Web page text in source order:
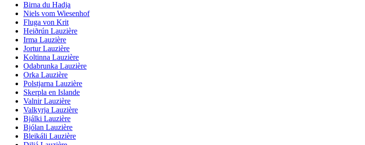
Birna du Hadja
Niels vom Wiesenhof
Fluga von Krit
Heiðrún Lauzière
Irma Lauzière
Jortur Lauzière
Koltinna Lauzière
Odabrunka Lauzière
Orka Lauzière
Polstjarna Lauzière
Skerpla en Islande
Valnir Lauzière
Valkyrja Lauzière
Bjálki Lauzière
Bjólan Lauzière
Bleikáli Lauzière